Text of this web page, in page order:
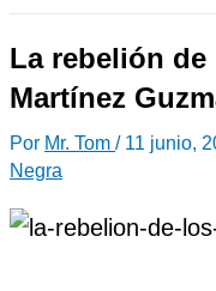
La rebelión
Martínez
Por Mr. Tom / 11 junio,
Negra